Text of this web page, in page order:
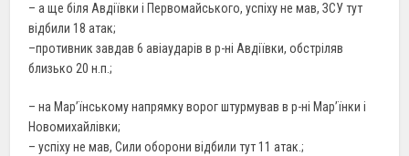
– а ще біля Авдіївки і Первомайського, успіху не мав, ЗСУ тут
відбили 18 атак;
–противник завдав 6 авіаударів в р-ні Авдіївки, обстріляв
близько 20 н.п.;
– на Мар’їнському напрямку ворог штурмував в р-ні Мар’їнки і
Новомихайлівки;
– успіху не мав, Сили оборони відбили тут 11 атак.;